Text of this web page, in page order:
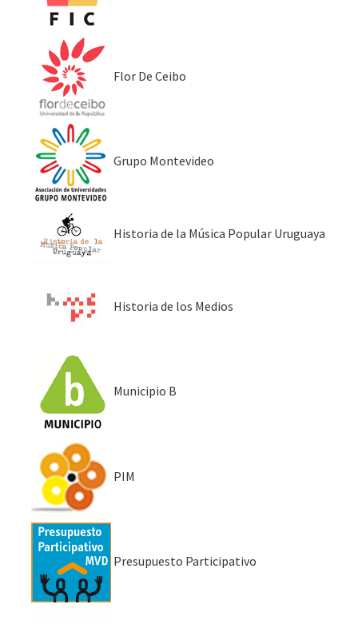
Flor De Ceibo
Grupo Montevideo
Historia de la Música Popular Uruguaya
Historia de los Medios
Municipio B
PIM
Presupuesto Participativo